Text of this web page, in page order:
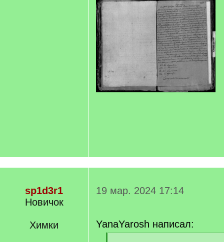
sp1d3r1
Новичок
Химки
19 мар. 2024 17:14
YanaYarosh написал: